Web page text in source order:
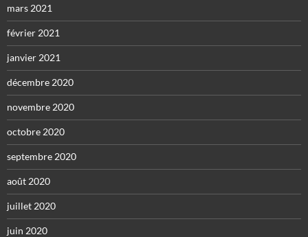
mars 2021
février 2021
janvier 2021
décembre 2020
novembre 2020
octobre 2020
septembre 2020
août 2020
juillet 2020
juin 2020